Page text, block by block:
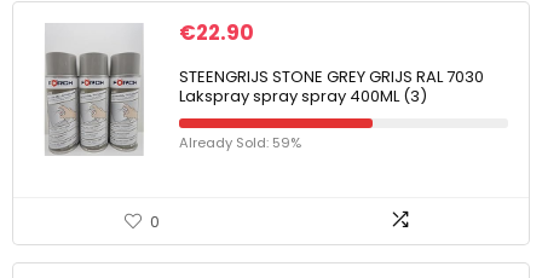
€22.90
STEENGRIJS STONE GREY GRIJS RAL 7030
Lakspray spray spray 400ML (3)
Already Sold: 59%
0